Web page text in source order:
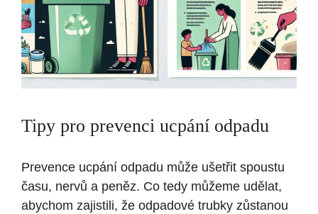
Tipy pro prevenci ucpání odpadu
Prevence ucpání odpadu může ušetřit spoustu
času, nervů a peněz. Co tedy můžeme udělat,
abychom zajistili, že odpadové trubky zůstanou